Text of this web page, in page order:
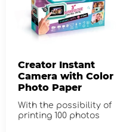
Creator Instant
Camera with Color
Photo Paper
With the possibility of
printing 100 photos